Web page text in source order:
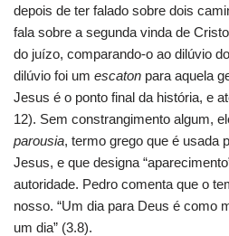
depois de ter falado sobre dois
fala sobre a segunda vinda de
do juízo, comparando-o ao dilúvio
dilúvio foi um escaton para aquela
Jesus é o ponto final da história, e
12). Sem constrangimento algum,
parousia, termo grego que é usada
Jesus, e que designa
autoridade. Pedro comenta que o
nosso. “Um dia para Deus é como
um dia” (3.8).